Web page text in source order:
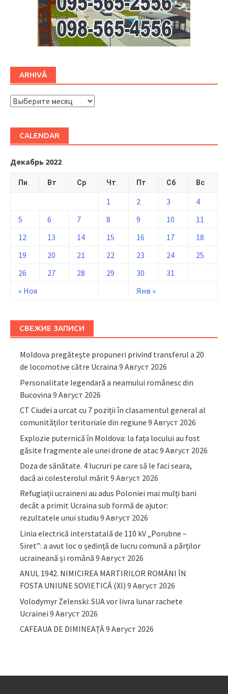
ARHIVĂ
ARHIVĂ
CALENDAR
Декабрь 2022
Пн Вт Ср Чт Пт Сб Вс
« Ноя Янв »
1 2 3
4
5
6 7 8 9 10
11
12
13 14 15 16 17
18
19
20 21 22 23 24
25
26
27 28 29 30 31
СВЕЖИЕ ЗАПИСИ
Moldova pregătește propuneri privind transferul a 20
de locomotive către Ucraina 9 Август 2026
Personalitate legendară a neamului românesc din
Bucovina 9 Август 2026
CT Ciudei a urcat cu 7 poziții în clasamentul general al
comunităților teritoriale din regiune 9 Август 2026
Explozie puternică în Moldova: la fața locului au fost
găsite fragmente ale unei drone de atac9 Август 2026
Doza de sănătate. 4 lucruri pe care să le faci seara,
dacă ai colesterolul mărit9 Август 2026
Refugiații ucraineni au adus Poloniei mai mulți bani
decât a primit Ucraina sub formă de ajutor:
rezultatele unui studiu 9 Август 2026
Linia electrică interstatală de 110 kV „Porubne –
Siret”: a avut loc o ședință de lucru comună a părților
ucraineană și română 9 Август 2026
ANUL 1942. NIMICIREA MARTIRILOR ROMÂNI ÎN
FOSTA UNIUNE SOVIETICĂ (XI) 9 Август 2026
Volodymyr Zelenski: SUA vor livra lunar rachete
Ucrainei 9 Август 2026
CAFEAUA DE DIMINEAȚĂ9 Август 2026